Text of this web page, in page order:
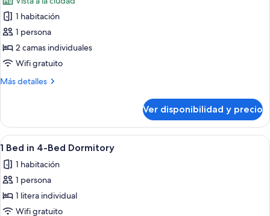
las
fotos
de
Twin
Room
Single
1 habitación
1 persona
2 camas individuales
Wifi gratuito
Más detalles
Más
Room
for
Single
Ver disponibilidad y precio
Ver
todas
las
fotos
de
1
Una habitación tipo dormitorio con
8
1 Bed in 4-Bed Dormitory
1 habitación
1 persona
1 litera individual
Wifi gratuito